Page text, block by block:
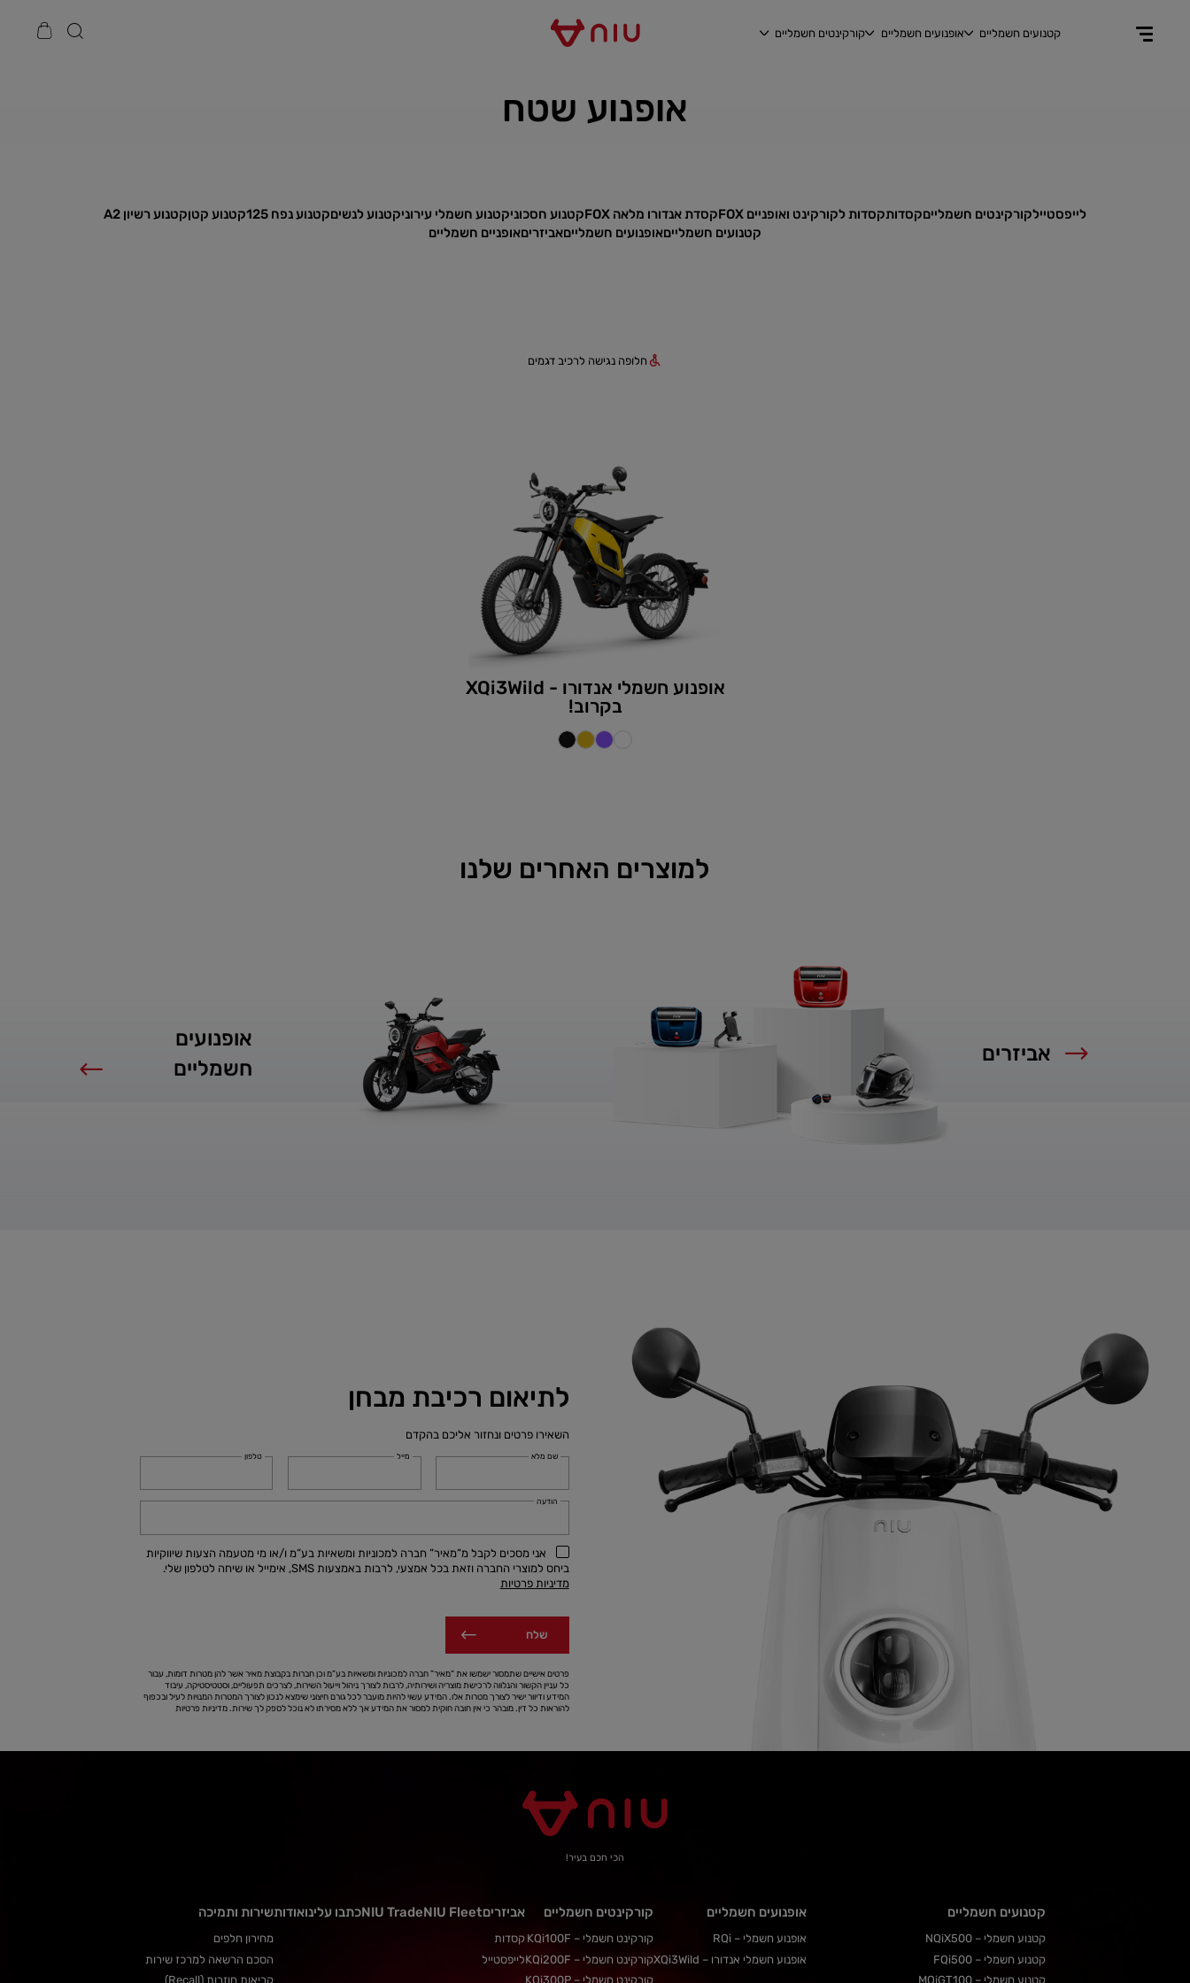
קטנועים חשמליים אופנועים חשמליים קורקינטים חשמליים
אופנוע שטח
לייפסטיילקורקינטים חשמלייםקסדותקסדות לקורקינט ואופניים FOX קסדת אנדורו מלאה FOX קטנוע חסכוניקטנוע חשמלי עירוניקטנוע לנשיםקטנוע נפח 125 קטנוע קטןקטנוע רשיון A2
קטנועים חשמלייםאופנועים חשמלייםאביזריםאופניים חשמליים
חלופה נגישה לרכיב דגמים
אופנוע חשמלי אנדורו - XQi3Wild
בקרוב!
למוצרים האחרים שלנו
אביזרים
אופנועים
חשמליים
לתיאום רכיבת מבחן
השאירו פרטים ונחזור אליכם בהקדם
שם מלא מייל טלפון
הודעה
אני מסכים לקבל מ”מאיר” חברה למכוניות ומשאיות בע”מ ו/או מי מטעמה הצעות שיווקיות
ביחס למוצרי החברה וזאת בכל אמצעי, לרבות באמצעות SMS, אימייל או שיחה לטלפון שלי.
מדיניות פרטיות
שלח
פרטים אישיים שתמסור ישמשו את “מאיר” חברה למכוניות ומשאיות בע”מ וכן חברות בקבוצת מאיר אשר להן מטרות דומות, עבור
כל עניין הקשור והנלווה לרכישת מוצריה ושירותיה, לרבות לצורך ניהול וייעול השירות, לצרכים תפעוליים, וסטטיסטיקה, עיבוד
המידע ודיוור ישיר לצורך מטרות אלו. המידע עשוי להיות מועבר לכל גורם חיצוני שימצא לנכון לצורך המטרות המנויות לעיל ובכפוף
להוראות כל דין. מובהר כי אין חובה חוקית למסור את המידע אך ללא מסירתו לא נוכל לספק לך שירות.מדיניות פרטיות
הכי חכם בעיר!
קטנועים חשמליים
קטנוע חשמלי – NQiX500
קטנוע חשמלי – FQi500
קטנוע חשמלי – MQiGT100
אופנועים חשמליים
אופנוע חשמלי – RQi
אופנוע חשמלי אנדורו – XQi3Wild
קורקינטים חשמליים
קורקינט חשמלי – KQi100F
קורקינט חשמלי – KQi200F
קורקינט חשמלי – KQi300P
אביזרים
קסדות
לייפסטייל
NIU Fleet
NIU Tradeכתבו עלינואודותשירות ותמיכה
מחירון חלפים
הסכם הרשאה למרכז שירות
קריאות חוזרות (Recall)